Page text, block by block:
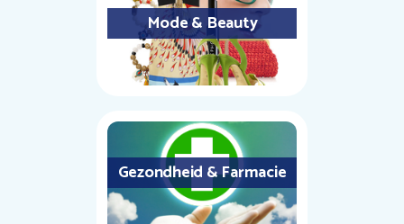
Mode & Beauty
Gezondheid & Farmacie